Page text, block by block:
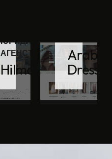
ЮРИДИЧЕСКОГО
АГЕНСТВА
Hilmak